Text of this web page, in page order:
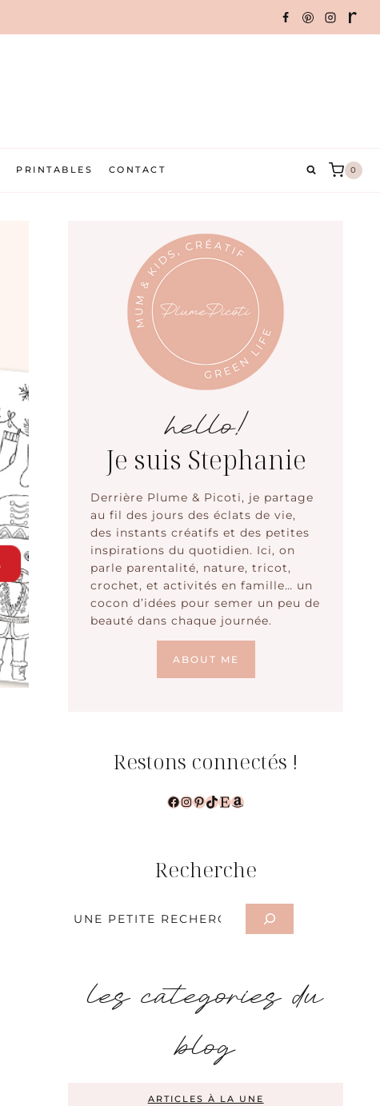
PRINTABLES CONTACT 0
hello!
Je suis Stephanie
Derrière Plume & Picoti, je partage
au fil des jours des éclats de vie,
des instants créatifs et des petites
inspirations du quotidien. Ici, on
parle parentalité, nature, tricot,
crochet, et activités en famille… un
cocon d’idées pour semer un peu de
beauté dans chaque journée.
ABOUT ME
Restons connectés !
Facebook
Instagram
Pinterest
TikTok
EtsyAmazon
Recherche
Rechercher
les categories du
blog
ARTICLES À LA UNE